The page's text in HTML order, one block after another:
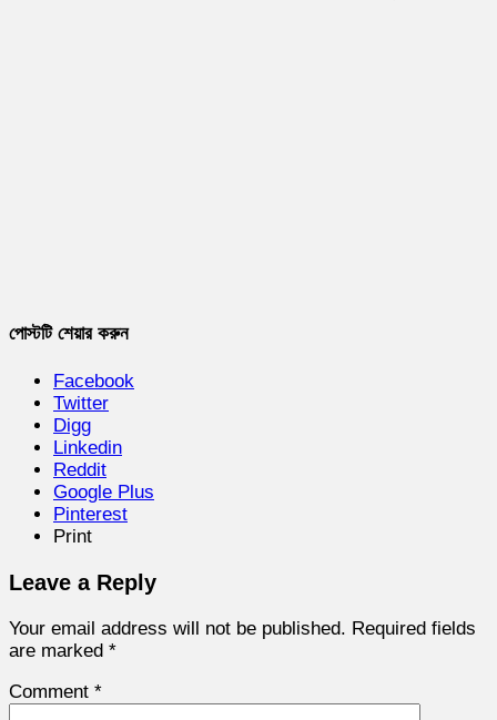
পোস্টটি শেয়ার করুন
Facebook
Twitter
Digg
Linkedin
Reddit
Google Plus
Pinterest
Print
Leave a Reply
Your email address will not be published. Required fields
are marked *
Comment *